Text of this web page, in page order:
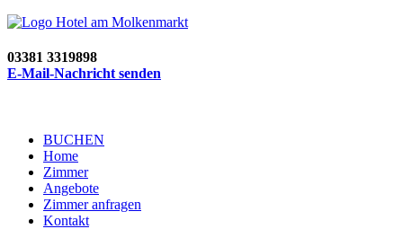
03381 3319898
E-Mail-Nachricht senden
BUCHEN
Home
Zimmer
Angebote
Zimmer anfragen
Kontakt